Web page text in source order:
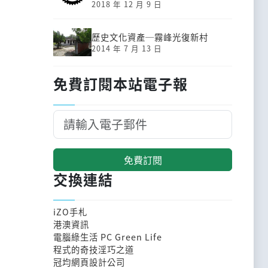
2018 年 12 月 9 日
歷史文化資產─霧峰光復新村
2014 年 7 月 13 日
免費訂閱本站電子報
免費訂閱
交換連結
iZO手札
港澳資訊
電腦綠生活 PC Green Life
程式的奇技淫巧之道
冠均網頁設計公司